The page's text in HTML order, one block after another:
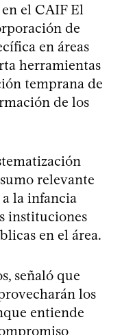
el CAIF El
de
en áreas
herramientas
temprana de
de los
relevante
la infancia
instituciones
en el área.
señaló que
los
entiende